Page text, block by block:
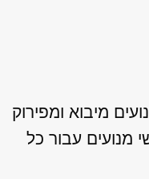
מיבוא ומפירוק
מנועים עבור כל